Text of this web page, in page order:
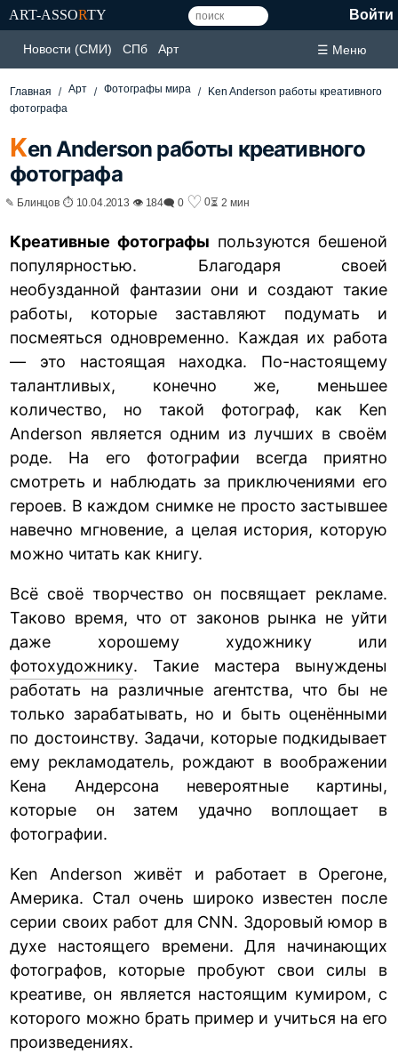
ART-ASSORTY Войти
Новости (СМИ) СПб Арт ☰ Меню
Главная Арт Фотографы мира
Ken Anderson работы креативного
фотографа
Ken Anderson работы креативного
фотографа
✎ Блинцов ⏱ 10.04.2013 👁 184🗨 0 ♡ 0⏳ 2 мин
Креативные фотографы пользуются бешеной
популярностью. Благодаря своей
необузданной фантазии они и создают такие
работы, которые заставляют подумать и
посмеяться одновременно. Каждая их работа
— это настоящая находка. По-настоящему
талантливых, конечно же, меньшее
количество, но такой фотограф, как Ken
Anderson является одним из лучших в своём
роде. На его фотографии всегда приятно
смотреть и наблюдать за приключениями его
героев. В каждом снимке не просто застывшее
навечно мгновение, а целая история, которую
можно читать как книгу.
Всё своё творчество он посвящает рекламе.
Таково время, что от законов рынка не уйти
даже хорошему художнику или
фотохудожнику. Такие мастера вынуждены
работать на различные агентства, что бы не
только зарабатывать, но и быть оценёнными
по достоинству. Задачи, которые подкидывает
ему рекламодатель, рождают в воображении
Кена Андерсона невероятные картины,
которые он затем удачно воплощает в
фотографии.
Ken Anderson живёт и работает в Орегоне,
Америка. Стал очень широко известен после
серии своих работ для CNN. Здоровый юмор в
духе настоящего времени. Для начинающих
фотографов, которые пробуют свои силы в
креативе, он является настоящим кумиром, с
которого можно брать пример и учиться на его
произведениях.